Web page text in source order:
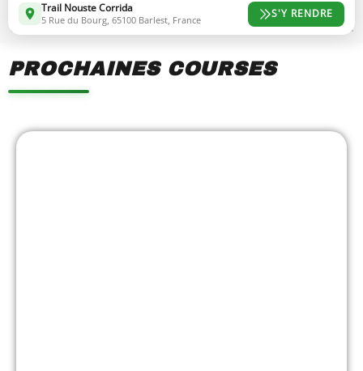
Trail Nouste Corrida
5 Rue du Bourg, 65100 Barlest, France S'Y RENDRE
PROCHAINES COURSES
Showing